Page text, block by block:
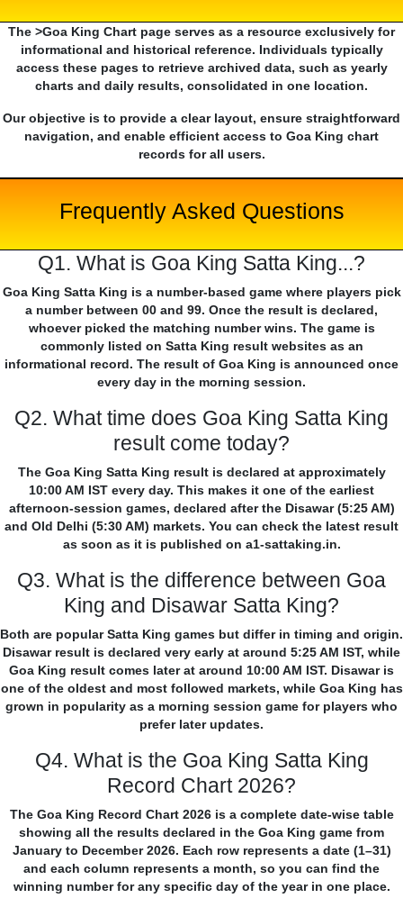
The >Goa King Chart page serves as a resource exclusively for
informational and historical reference. Individuals typically
access these pages to retrieve archived data, such as yearly
charts and daily results, consolidated in one location.
Our objective is to provide a clear layout, ensure straightforward
navigation, and enable efficient access to Goa King chart
records for all users.
Frequently Asked Questions
Q1. What is Goa King Satta King...?
Goa King Satta King is a number-based game where players pick
a number between 00 and 99. Once the result is declared,
whoever picked the matching number wins. The game is
commonly listed on Satta King result websites as an
informational record. The result of Goa King is announced once
every day in the morning session.
Q2. What time does Goa King Satta King
result come today?
The Goa King Satta King result is declared at approximately
10:00 AM IST every day. This makes it one of the earliest
afternoon-session games, declared after the Disawar (5:25 AM)
and Old Delhi (5:30 AM) markets. You can check the latest result
as soon as it is published on a1-sattaking.in.
Q3. What is the difference between Goa
King and Disawar Satta King?
Both are popular Satta King games but differ in timing and origin.
Disawar result is declared very early at around 5:25 AM IST, while
Goa King result comes later at around 10:00 AM IST. Disawar is
one of the oldest and most followed markets, while Goa King has
grown in popularity as a morning session game for players who
prefer later updates.
Q4. What is the Goa King Satta King
Record Chart 2026?
The Goa King Record Chart 2026 is a complete date-wise table
showing all the results declared in the Goa King game from
January to December 2026. Each row represents a date (1–31)
and each column represents a month, so you can find the
winning number for any specific day of the year in one place.